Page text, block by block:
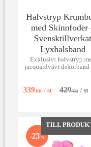
Halvstryp
med Skinnfoder
Svensktillverkat
Lyxhalsband
Exklusivt halvstryp
jacquardvävt dekorband
339KR / st 429KR / st
23 %